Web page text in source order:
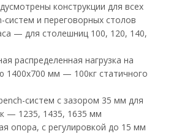
конструкции для всех
систем и переговорных столов
— для столешниц 100, 120, 140,
распределенная нагрузка на
1400х700 мм — 100кг статичного
систем с зазором 35 мм для
— 1235, 1435, 1635 мм
опора, с регулировкой до 15 мм